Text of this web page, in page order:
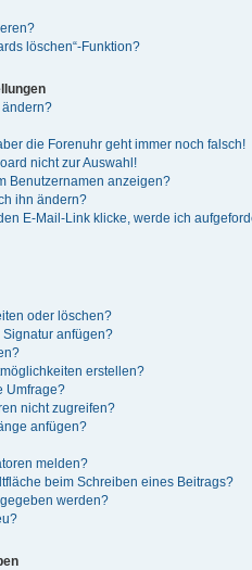
löschen“-Funktion?
die Forenuhr geht immer noch falsch!
nicht zur Auswahl!
Benutzernamen anzeigen?
ihn ändern?
E-Mail-Link klicke, werde ich
oder löschen?
anfügen?
erstellen?
Umfrage?
nicht zugreifen?
anfügen?
melden?
beim Schreiben eines Beitrags?
werden?